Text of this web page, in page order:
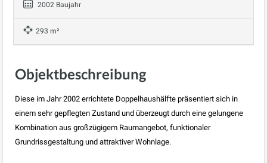
2002 Baujahr
293 m²
Objektbeschreibung
Diese im Jahr 2002 errichtete Doppelhaushälfte präsentiert sich in
einem sehr gepflegten Zustand und überzeugt durch eine gelungene
Kombination aus großzügigem Raumangebot, funktionaler
Grundrissgestaltung und attraktiver Wohnlage.